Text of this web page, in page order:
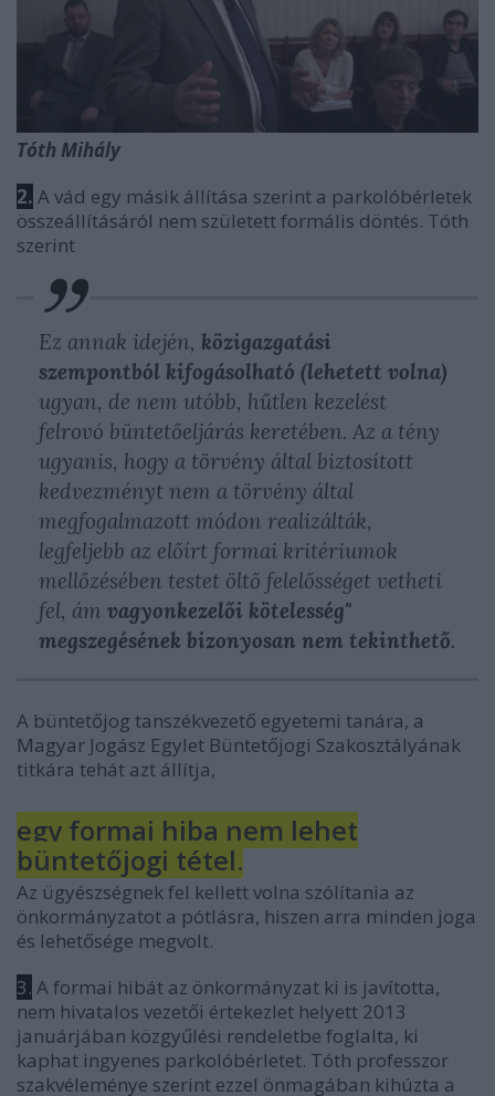
Tóth Mihály
2. A vád egy másik állítása szerint a parkolóbérletek
összeállításáról nem született formális döntés. Tóth
szerint
Ez annak idején, közigazgatási
szempontból kifogásolható (lehetett volna)
ugyan, de nem utóbb, hűtlen kezelést
felrovó büntetőeljárás keretében. Az a tény
ugyanis, hogy a törvény által biztosított
kedvezményt nem a törvény által
megfogalmazott módon realizálták,
legfeljebb az előírt formai kritériumok
mellőzésében testet öltő felelősséget vetheti
fel, ám vagyonkezelői kötelesség"
megszegésének bizonyosan nem tekinthető.
A büntetőjog tanszékvezető egyetemi tanára, a
Magyar Jogász Egylet Büntetőjogi Szakosztályának
titkára tehát azt állítja,
egy formai hiba nem lehet
büntetőjogi tétel.
Az ügyészségnek fel kellett volna szólítania az
önkormányzatot a pótlásra, hiszen arra minden joga
és lehetősége megvolt.
3. A formai hibát az önkormányzat ki is javította,
nem hivatalos vezetői értekezlet helyett 2013
januárjában közgyűlési rendeletbe foglalta, ki
kaphat ingyenes parkolóbérletet. Tóth professzor
szakvéleménye szerint ezzel önmagában kihúzta a